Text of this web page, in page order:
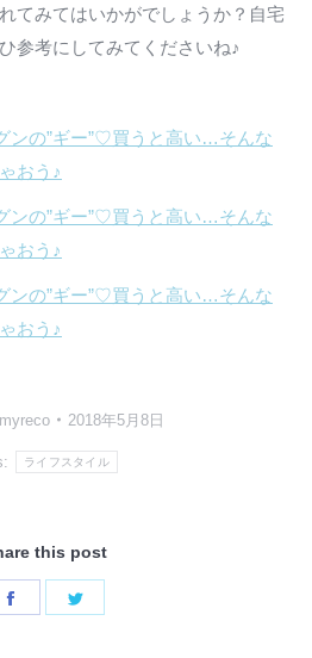
てみてはいかがでしょうか？自宅
参考にしてみてくださいね♪
ンの”ギー”♡買うと高い…そんな
おう♪
ンの”ギー”♡買うと高い…そんな
おう♪
ンの”ギー”♡買うと高い…そんな
おう♪
myreco 2018年5月8日
ライフスタイル
this post
Share